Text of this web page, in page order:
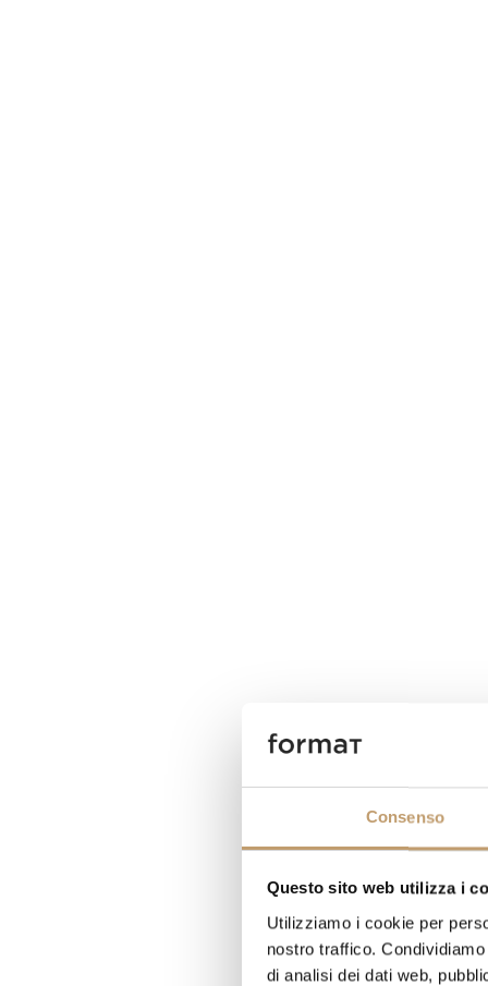
Consenso
Questo sito web utilizza i
Utilizziamo i cookie per
nostro traffico.
di analisi dei dati web,